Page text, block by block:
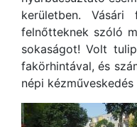
kerületben. Vásári
felnőtteknek szóló
sokaságot! Volt
fakörhintával, és
népi